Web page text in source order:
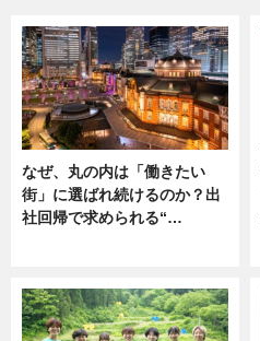
なぜ、丸の内は「働きたい
街」に選ばれ続けるのか？出
社回帰で求められる“…